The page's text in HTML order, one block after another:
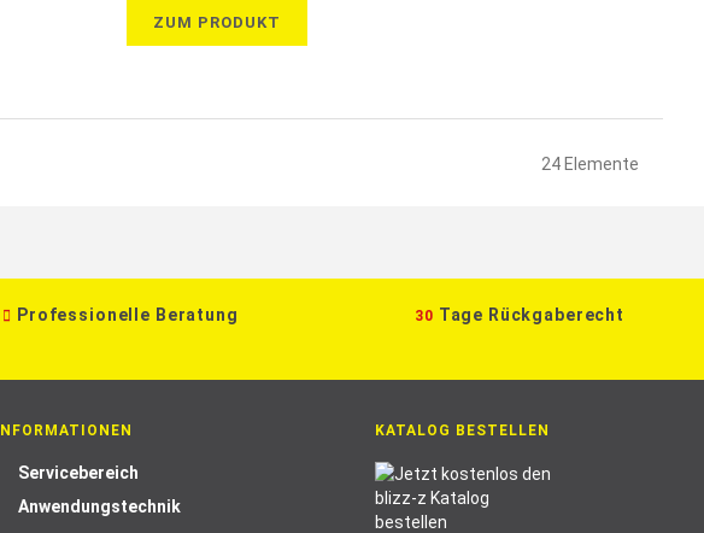
ZUM PRODUKT
24 Elemente
Professionelle Beratung 30 Tage Rückgaberecht
INFORMATIONEN
Servicebereich
Anwendungstechnik
KATALOG BESTELLEN